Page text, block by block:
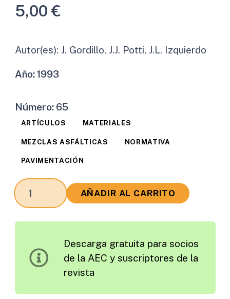
5,00€
Autor(es): J. Gordillo, J.J. Potti, J.L. Izquierdo
Año:1993
Número: 65
ARTÍCULOS MATERIALES
MEZCLAS ASFÁLTICAS NORMATIVA
PAVIMENTACIÓN
Estado
Actual
Europea
AÑADIR AL CARRITO
Descarga gratuita para socios
de la AEC y suscriptores de la
revista